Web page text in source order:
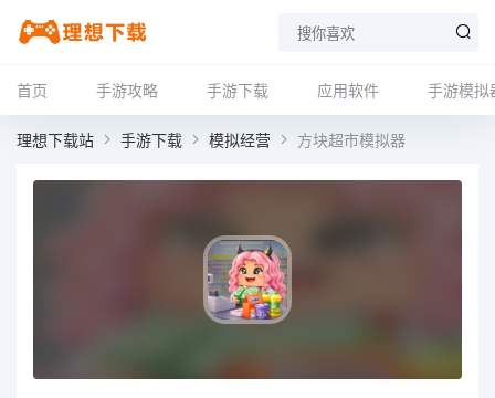
首页 手游攻略 手游下载 应用软件 手游模拟
理想下载站 手游下载 模拟经营 方块超市模拟器